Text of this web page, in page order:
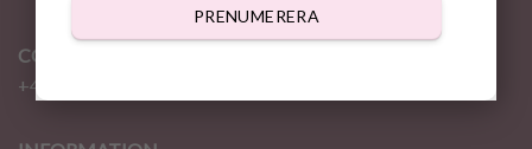
PRENUMERERA
CONTACT
+46 72 310 46 48